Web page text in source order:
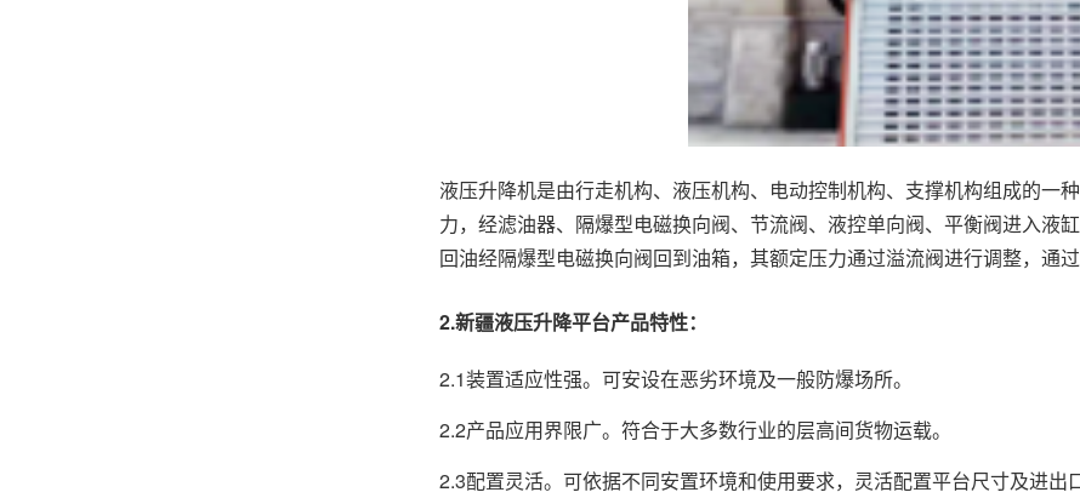
液压升降机是由行走机构、液压机构、电动控制机构、支撑机构组成的一
力，经滤油器、隔爆型电磁换向阀、节流阀、液控单向阀、平衡阀进入液
回油经隔爆型电磁换向阀回到油箱，其额定压力通过溢流阀进行调整，通
2.新疆液压升降平台产品特性：
2.1装置适应性强。可安设在恶劣环境及一般防爆场所。
2.2产品应用界限广。符合于大多数行业的层高间货物运载。
2.3配置灵活。可依据不同安置环境和使用要求，灵活配置平台尺寸及进出